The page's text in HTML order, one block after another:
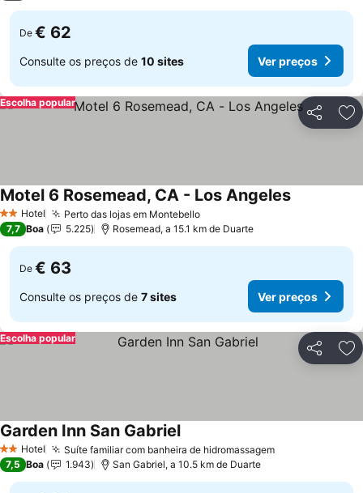
De € 62
Consulte os preços de 10 sites Ver preços
Partilhar
Escolha popular
2 Estrelas
Hotel Perto das lojas em MontebelloVer preços
Motel 6 Rosemead, CA - Los AngelesVer preços
7,7 Boa 5.225 Rosemead, a 15.1 km de Duarte
De € 63
Consulte os preços de 7 sites Ver preços
Partilhar
Escolha popular
2 Estrelas
Hotel Suíte familiar com banheira de hidromassagemVer preços
Garden Inn San GabrielVer preços
7,5 Boa 1.943 San Gabriel, a 10.5 km de Duarte